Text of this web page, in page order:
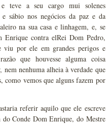
teve a seu cargo mui solenes
sábio nos negócios da paz e da
na sua casa e linhagem, e, se
Enrique contra elRei Dom Pedro,
por ele em grandes perigos e
que houvesse alguma coisa
nem nenhuma alheia à verdade que
como vemos que alguns fazem por
referir aquilo que ele escreve
Conde Dom Enrique, do Mestre